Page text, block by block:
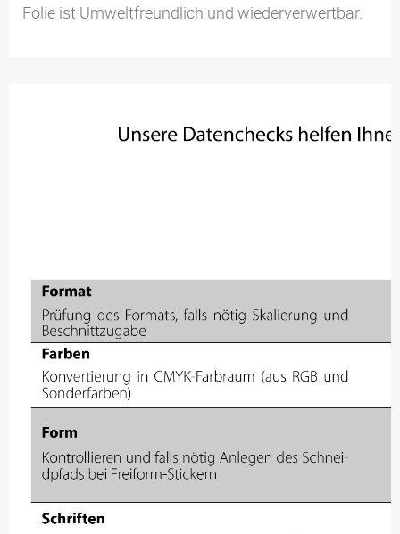
Folie ist Umweltfreundlich und wiederverwertbar.